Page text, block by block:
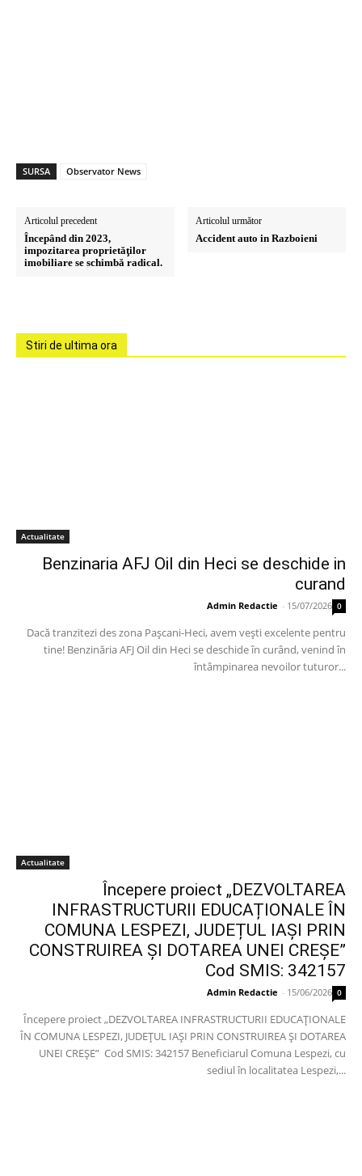
SURSA Observator News
Articolul precedent
Începând din 2023,
impozitarea proprietăţilor
imobiliare se schimbă radical.
Articolul următor
Accident auto in Razboieni
Stiri de ultima ora
Actualitate
Benzinaria AFJ Oil din Heci se deschide in
curand
Admin Redactie - 15/07/2026 0
Dacă tranzitezi des zona Pașcani-Heci, avem vești excelente pentru
tine! Benzinăria AFJ Oil din Heci se deschide în curând, venind în
întâmpinarea nevoilor tuturor...
Actualitate
Începere proiect „DEZVOLTAREA
INFRASTRUCTURII EDUCAȚIONALE ÎN
COMUNA LESPEZI, JUDEȚUL IAȘI PRIN
CONSTRUIREA ȘI DOTAREA UNEI CREȘE”
Cod SMIS: 342157
Admin Redactie - 15/06/2026 0
Începere proiect „DEZVOLTAREA INFRASTRUCTURII EDUCAȚIONALE
ÎN COMUNA LESPEZI, JUDEȚUL IAȘI PRIN CONSTRUIREA ȘI DOTAREA
UNEI CREȘE” Cod SMIS: 342157 Beneficiarul Comuna Lespezi, cu
sediul în localitatea Lespezi,...